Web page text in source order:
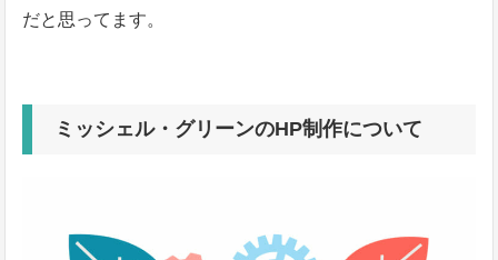
だと思ってます。
ミッシェル・グリーンのHP制作について